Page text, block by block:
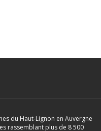
du Haut-Lignon en Auvergne
rassemblant plus de 8 500